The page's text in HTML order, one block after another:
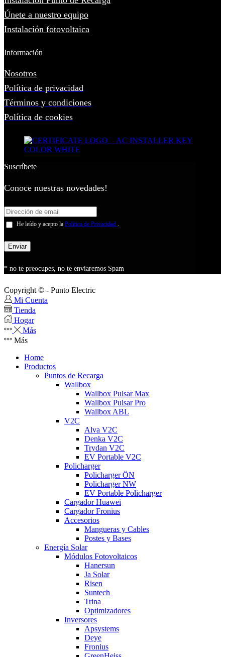
Únete a nuestro equipo
Instalación fotovoltaica
Información
Nosotros
Política de privacidad
Términos y condiciones
Política de cookies
Suscríbete
Conoce nuestras novedades!
He leído y acepto la Política de Privacidad .
* no te preocupes, no te enviaremos Spam
Copyright © - Punto Electric
Mi Cuenta
Tienda
Hogar
Más
Más
Home
Productos
Puntos de Recarga
Wallbox
Wallbox Pulsar Max
Wallbox Pulsar Pro
Wallbox ABL
V2C
Alva V2C
Denka V2C
Trydan V2C
EV Portable V2C
Policharger
Policharger ÖN
Policharger NW
EV Portable Policharger
Cargador Huawei
Cargador Fronius
Accesorios
Mangueras y Cables
Postes y Bases
Energía Solar
Módulos Fotovoltaicos
Hanersun
Ja Solar
Risen
Suntech
Trina
Optimizadores
Inversores
Apsystems
Deye
Fronius